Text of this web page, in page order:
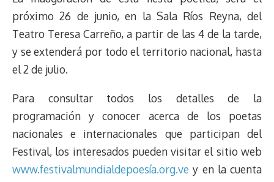
próximo 26 de junio, en la Sala Ríos Reyna, del
Teatro Teresa Carreño, a partir de las 4 de la tarde,
y se extenderá por todo el territorio nacional, hasta
el 2 de julio.
Para consultar todos los detalles de la
programación y conocer acerca de los poetas
nacionales e internacionales que participan del
Festival, los interesados pueden visitar el sitio web
www.festivalmundialdepoesía.org.ve y en la cuenta